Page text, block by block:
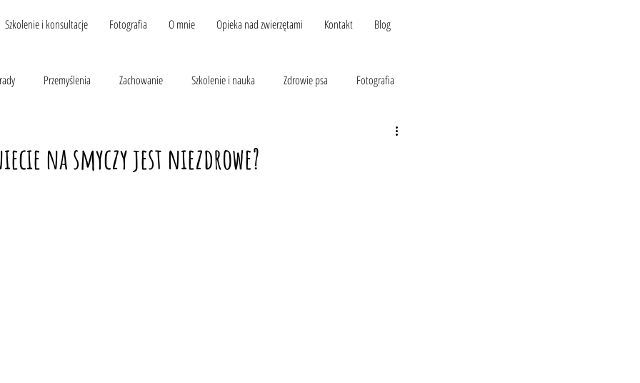
Szkolenie i konsultacje Fotografia O mnie Opieka nad zwierzętami Kontakt Blog
Przemyślenia Zachowanie Szkolenie i nauka Zdrowie psa Fotografia
na smyczy jest niezdrowe?